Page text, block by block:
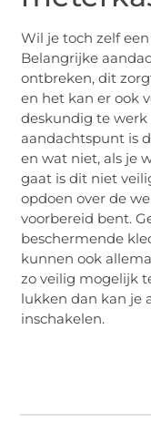
Wil je toch zelf
Belangrijke
ontbreken, dit
en het kan er ook
deskundig te werk
aandachtspunt is
en wat niet, als je
gaat is dit niet
opdoen over de
voorbereid bent.
beschermende
kunnen ook
zo veilig mogelijk
lukken dan kan je
inschakelen.